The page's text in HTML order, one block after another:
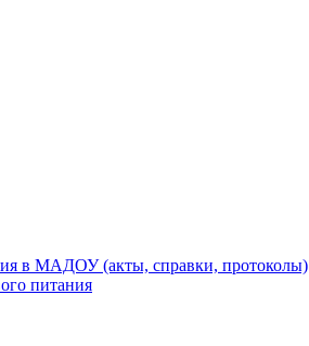
в МАДОУ (акты, справки, протоколы)
питания